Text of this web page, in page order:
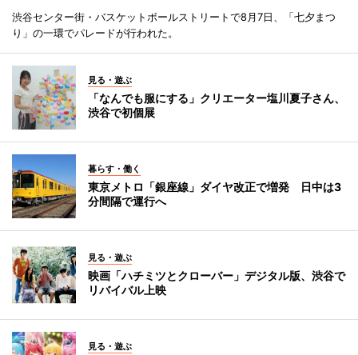
渋谷センター街・バスケットボールストリートで8月7日、「七夕まつ
り」の一環でパレードが行われた。
見る・遊ぶ
「なんでも服にする」クリエーター塩川夏子さん、
渋谷で初個展
暮らす・働く
東京メトロ「銀座線」ダイヤ改正で増発 日中は3
分間隔で運行へ
見る・遊ぶ
映画「ハチミツとクローバー」デジタル版、渋谷で
リバイバル上映
見る・遊ぶ